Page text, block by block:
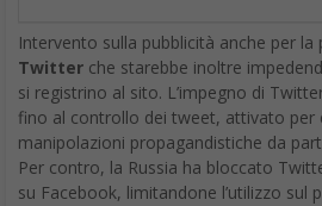
Intervento sulla pubblicità anche per
Twitter che starebbe inoltre
si registrino al sito. L’impegno di
fino al controllo dei tweet, attivato per
manipolazioni propagandistiche da
Per contro, la Russia ha bloccato
su Facebook, limitandone l’utilizzo sul